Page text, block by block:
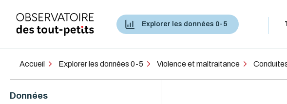
Explorer les données 0-5
Accueil Explorer les données 0-5 Violence et maltraitance
Données